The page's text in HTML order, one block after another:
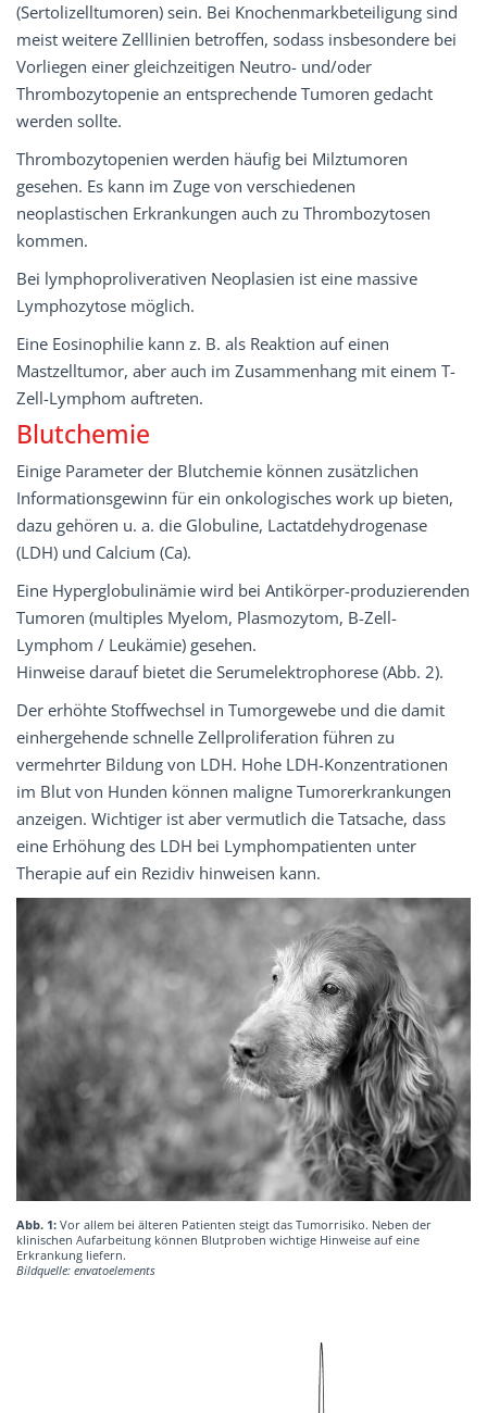
(Sertolizelltumoren) sein. Bei Knochenmarkbeteiligung sind
meist weitere Zelllinien betroffen, sodass insbesondere bei
Vorliegen einer gleichzeitigen Neutro- und/oder
Thrombozytopenie an entsprechende Tumoren gedacht
werden sollte.
Thrombozytopenien werden häufig bei Milztumoren
gesehen. Es kann im Zuge von verschiedenen
neoplastischen Erkrankungen auch zu Thrombozytosen
kommen.
Bei lymphoproliverativen Neoplasien ist eine massive
Lymphozytose möglich.
Eine Eosinophilie kann z. B. als Reaktion auf einen
Mastzelltumor, aber auch im Zusammenhang mit einem T-
Zell-Lymphom auftreten.
Blutchemie
Einige Parameter der Blutchemie können zusätzlichen
Informationsgewinn für ein onkologisches work up bieten,
dazu gehören u. a. die Globuline, Lactatdehydrogenase
(LDH) und Calcium (Ca).
Eine Hyperglobulinämie wird bei Antikörper-produzierenden
Tumoren (multiples Myelom, Plasmozytom, B-Zell-
Lymphom / Leukämie) gesehen.
Hinweise darauf bietet die Serumelektrophorese (Abb. 2).
Der erhöhte Stoffwechsel in Tumorgewebe und die damit
einhergehende schnelle Zellproliferation führen zu
vermehrter Bildung von LDH. Hohe LDH-Konzentrationen
im Blut von Hunden können maligne Tumorerkrankungen
anzeigen. Wichtiger ist aber vermutlich die Tatsache, dass
eine Erhöhung des LDH bei Lymphompatienten unter
Therapie auf ein Rezidiv hinweisen kann.
Abb. 1: Vor allem bei älteren Patienten steigt das Tumorrisiko. Neben der
klinischen Aufarbeitung können Blutproben wichtige Hinweise auf eine
Erkrankung liefern.
Bildquelle: envatoelements